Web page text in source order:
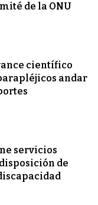
de la ONU
científico
andar
servicios
de